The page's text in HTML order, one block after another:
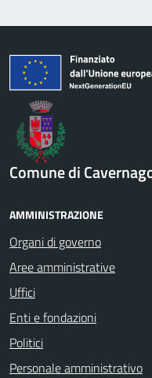
Comune di
AMMINISTRAZIONE
Organi di governo
Aree amministrative
Uffici
Enti e fondazioni
Politici
Personale amministrativo